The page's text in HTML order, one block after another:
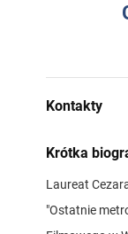
Kontakty
Krótka
Laureat
"Ostatnie